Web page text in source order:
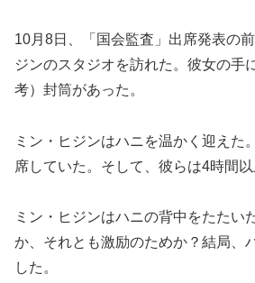
10月8日、「国会監査」出席発表の
ジンのスタジオを訪れた。彼女の手
考）封筒があった。
ミン・ヒジンはハニを温かく迎えた
席していた。そして、彼らは4時間以
ミン・ヒジンはハニの背中をたたい
か、それとも激励のためか？結局、
した。